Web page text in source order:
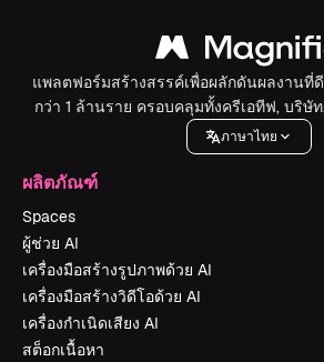
แพลตฟอร์มสร้างสรรค์เพื่อผลักดันผลงาน
กว่า 1 ล้านราย ครอบคลุมทั้งครีเอทีฟ, บริษั
ภาษาไทย
ผลิตภัณฑ์
Spaces
ผู้ช่วย AI
เครื่องมือสร้างรูปภาพด้วย AI
เครื่องมือสร้างวิดีโอด้วย AI
เครื่องกำเนิดเสียง AI
สต็อกเนื้อหา